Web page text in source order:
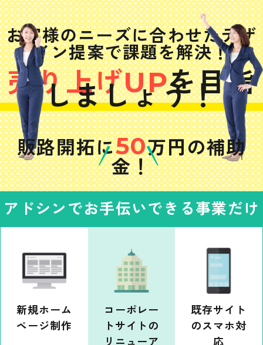
お客様のニーズに合わせたデザ
イン提案で課題を解決！
売り上げUPを目指
しましょう！
販路開拓に50万円の補助
金！
アドシンでお手伝いできる事業だけ
でも
新規ホーム
ページ制作
コーポレー
トサイトの
リニューア
既存サイト
のスマホ対
応